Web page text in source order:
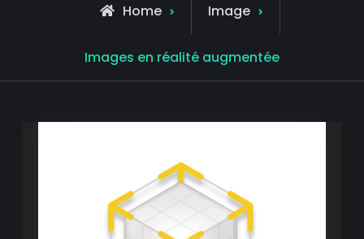
Home Image
Archive
for
Images en réalité augmentée